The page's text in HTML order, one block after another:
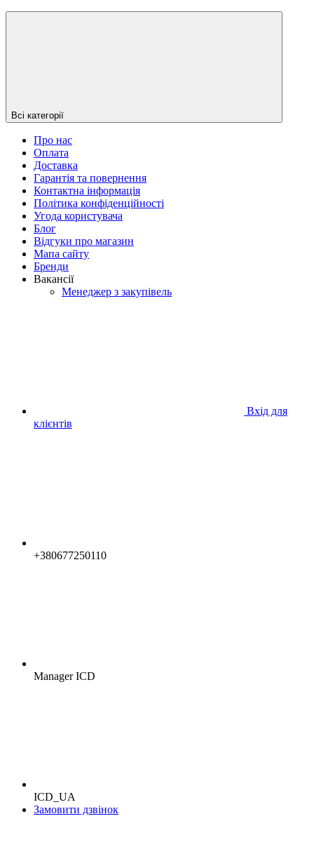
Всі категорії
Про нас
Оплата
Доставка
Гарантія та повернення
Контактна інформація
Політика конфіденційності
Угода користувача
Блог
Відгуки про магазин
Мапа сайту
Бренди
Вакансії
Менеджер з закупівель
Вхід для
клієнтів
+380677250110
Manager ICD
ICD_UA
Замовити дзвінок